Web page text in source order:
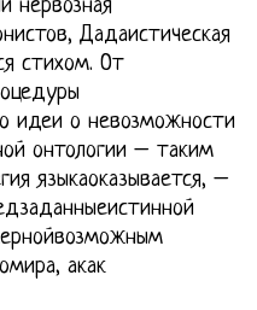
нервозная
Дадаистическая
стихом. От
идеи о невозможности
онтологии – таким
языкаоказывается, –
акак